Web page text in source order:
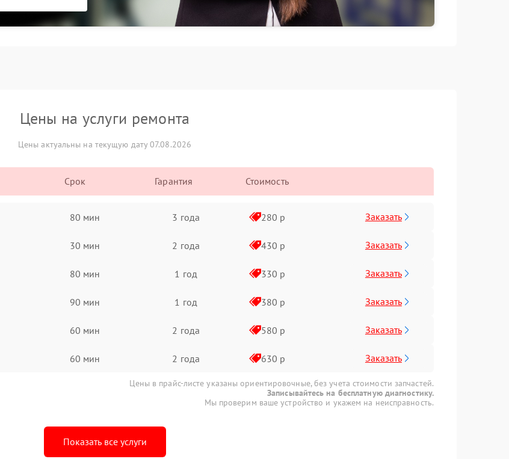
Цены на услуги ремонта
Цены актуальны на текущую дату 07.08.2026
Срок Гарантия Стоимость
80 мин 3 года 280 р Заказать
30 мин 2 года 430 р Заказать
80 мин 1 год 330 р Заказать
90 мин 1 год 380 р Заказать
60 мин 2 года 580 р Заказать
60 мин 2 года 630 р Заказать
Цены в прайс-листе указаны ориентировочные, без учета стоимости запчастей.
Записывайтесь на бесплатную диагностику.
Мы проверим ваше устройство и укажем на неисправность.
Показать все услуги